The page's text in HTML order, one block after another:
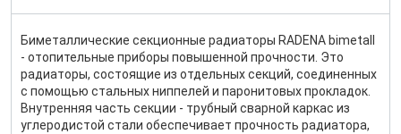
Биметаллические секционные радиаторы RADENA bimetall
- отопительные приборы повышенной прочности. Это
радиаторы, состоящие из отдельных секций, соединенных
с помощью стальных ниппелей и паронитовых прокладок.
Внутренняя часть секции - трубный сварной каркас из
углеродистой стали обеспечивает прочность радиатора,